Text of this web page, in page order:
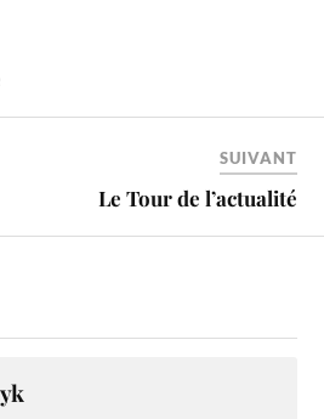
SUIVANT
Le Tour de l’actualité